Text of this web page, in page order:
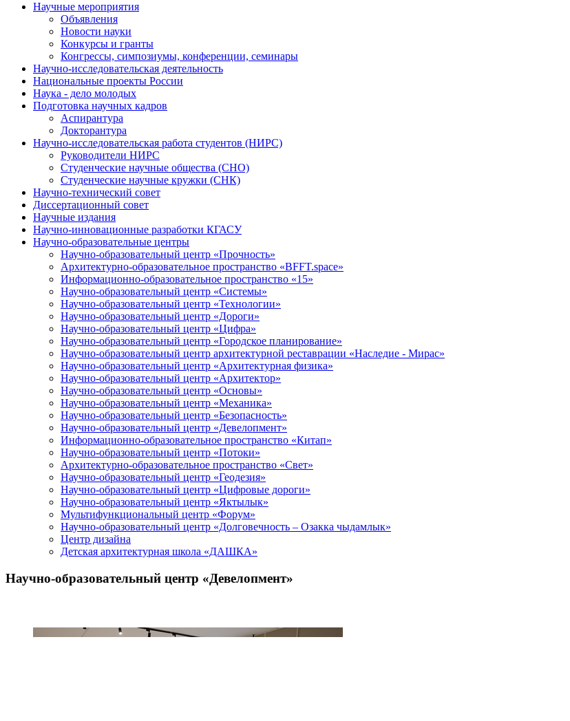
Научные мероприятия
Объявления
Новости науки
Конкурсы и гранты
Конгрессы, симпозиумы, конференции, семинары
Научно-исследовательская деятельность
Национальные проекты России
Наука - дело молодых
Подготовка научных кадров
Аспирантура
Докторантура
Научно-исследовательская работа студентов (НИРС)
Руководители НИРС
Студенческие научные общества (СНО)
Студенческие научные кружки (СНК)
Научно-технический совет
Диссертационный совет
Научные издания
Научно-инновационные разработки КГАСУ
Научно-образовательные центры
Научно-образовательный центр «Прочность»
Архитектурно-образовательное пространство «BFFT.space»
Информационно-образовательное пространство «15»
Научно-образовательный центр «Системы»
Научно-образовательный центр «Технологии»
Научно-образовательный центр «Дороги»
Научно-образовательный центр «Цифра»
Научно-образовательный центр «Городское планирование»
Научно-образовательный центр архитектурной реставрации «Наследие - Мирас»
Научно-образовательный центр «Архитектурная физика»
Научно-образовательный центр «Архитектор»
Научно-образовательный центр «Основы»
Научно-образовательный центр «Механика»
Научно-образовательный центр «Безопасность»
Научно-образовательный центр «Девелопмент»
Информационно-образовательное пространство «Китап»
Научно-образовательный центр «Потоки»
Архитектурно-образовательное пространство «Свет»
Научно-образовательный центр «Геодезия»
Научно-образовательный центр «Цифровые дороги»
Научно-образовательный центр «Яктылык»
Мультифункциональный центр «Форум»
Научно-образовательный центр «Долговечность – Озакка чыдамлык»
Центр дизайна
Детская архитектурная школа «ДАШКА»
Научно-образовательный центр «Девелопмент»